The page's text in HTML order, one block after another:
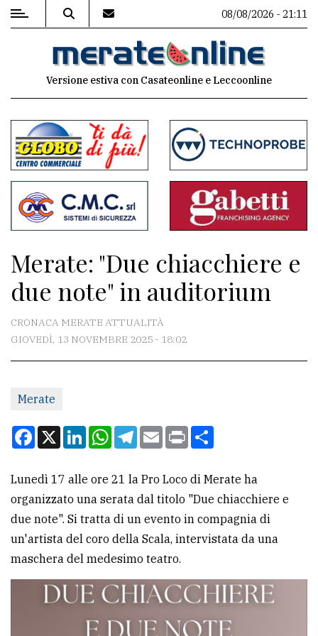
MENU
commenti
Contenuti
del
sito
Associazioni
Meteo
redazione
Scrivici
la
tua
pubblicità
CERCA
08/08/2026 - 21:11
Versione estiva con Casateonline e Leccoonline
Merate: "Due chiacchiere e
due note" in auditorium
CRONACA MERATE ATTUALITÀ
GIOVEDÌ, 13 NOVEMBRE 2025 - 18:02
Merate
Facebook
X LinkedInWhatsApp
Telegram
EmailPrint
Lunedì 17 alle ore 21 la Pro Loco di Merate ha
organizzato una serata dal titolo "Due chiacchiere e
due note". Si tratta di un evento in compagnia di
un'artista del coro della Scala, intervistata da una
maschera del medesimo teatro.